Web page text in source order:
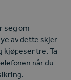
seg om
av dette skjer
kjøpesentre. Ta
når du